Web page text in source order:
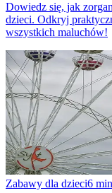
Dowiedz się, jak
dzieci. Odkryj
wszystkich maluchów!
Zabawy dla dzieci6 min